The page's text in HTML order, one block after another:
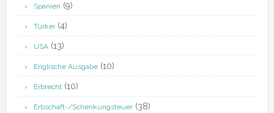
Spanien (9)
Türkei (4)
USA(13)
Englische Ausgabe(10)
Erbrecht(10)
Erbschaft-/Schenkungsteuer(38)